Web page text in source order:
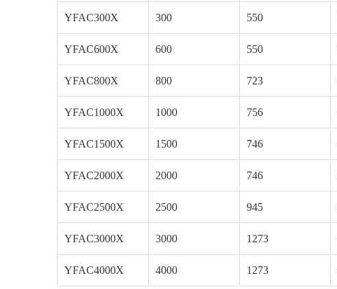
YFAC300X 300 550
YFAC600X 600 550
YFAC800X 800 723
YFAC1000X 1000 756
YFAC1500X 1500 746
YFAC2000X 2000 746
YFAC2500X 2500 945
YFAC3000X 3000 1273
YFAC4000X 4000 1273